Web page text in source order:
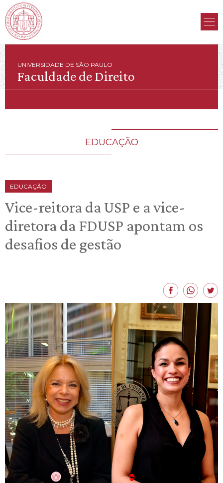
UNIVERSIDADE DE SÃO PAULO
Faculdade de Direito
EDUCAÇÃO
EDUCAÇÃO
Vice-reitora da USP e a vice-
diretora da FDUSP apontam os
desafios de gestão